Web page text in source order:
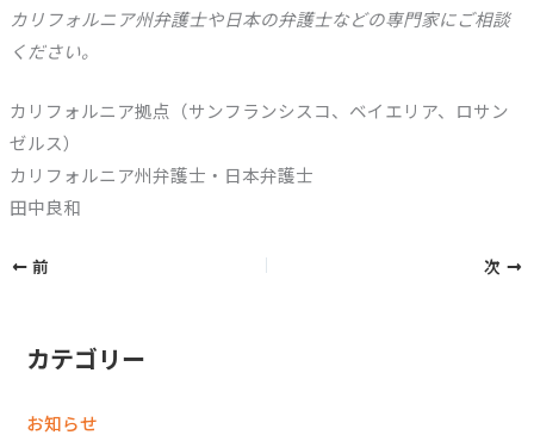
カリフォルニア州弁護士や日本の弁護士などの専門家にご相談
ください。
カリフォルニア拠点（サンフランシスコ、ベイエリア、ロサン
ゼルス）
カリフォルニア州弁護士・日本弁護士
田中良和
前 次
カテゴリー
お知らせ